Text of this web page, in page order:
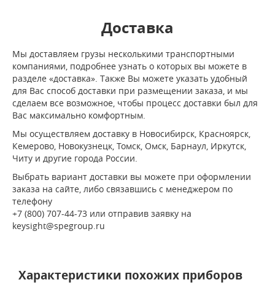
Доставка
Мы доставляем грузы несколькими транспортными
компаниями, подробнее узнать о которых вы можете в
разделе «доставка». Также Вы можете указать удобный
для Вас способ доставки при размещении заказа, и мы
сделаем все возможное, чтобы процесс доставки был для
Вас максимально комфортным.
Мы осуществляем доставку в Новосибирск, Красноярск,
Кемерово, Новокузнецк, Томск, Омск, Барнаул, Иркутск,
Читу и другие города России.
Выбрать вариант доставки вы можете при оформлении
заказа на сайте, либо связавшись с менеджером по
телефону
+7 (800) 707-44-73 или отправив заявку на
keysight@spegroup.ru
Характеристики похожих приборов